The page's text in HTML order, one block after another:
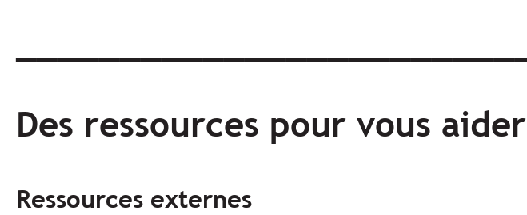
Des ressources pour vous aider
Ressources externes